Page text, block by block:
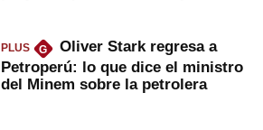
PLUS G
Oliver Stark regresa a
Petroperú: lo que dice el ministro
del Minem sobre la petrolera